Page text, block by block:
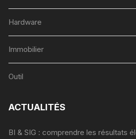
Hardware
Immobilier
Outil
ACTUALITÉS
BI & SIG : comprendre les résultats